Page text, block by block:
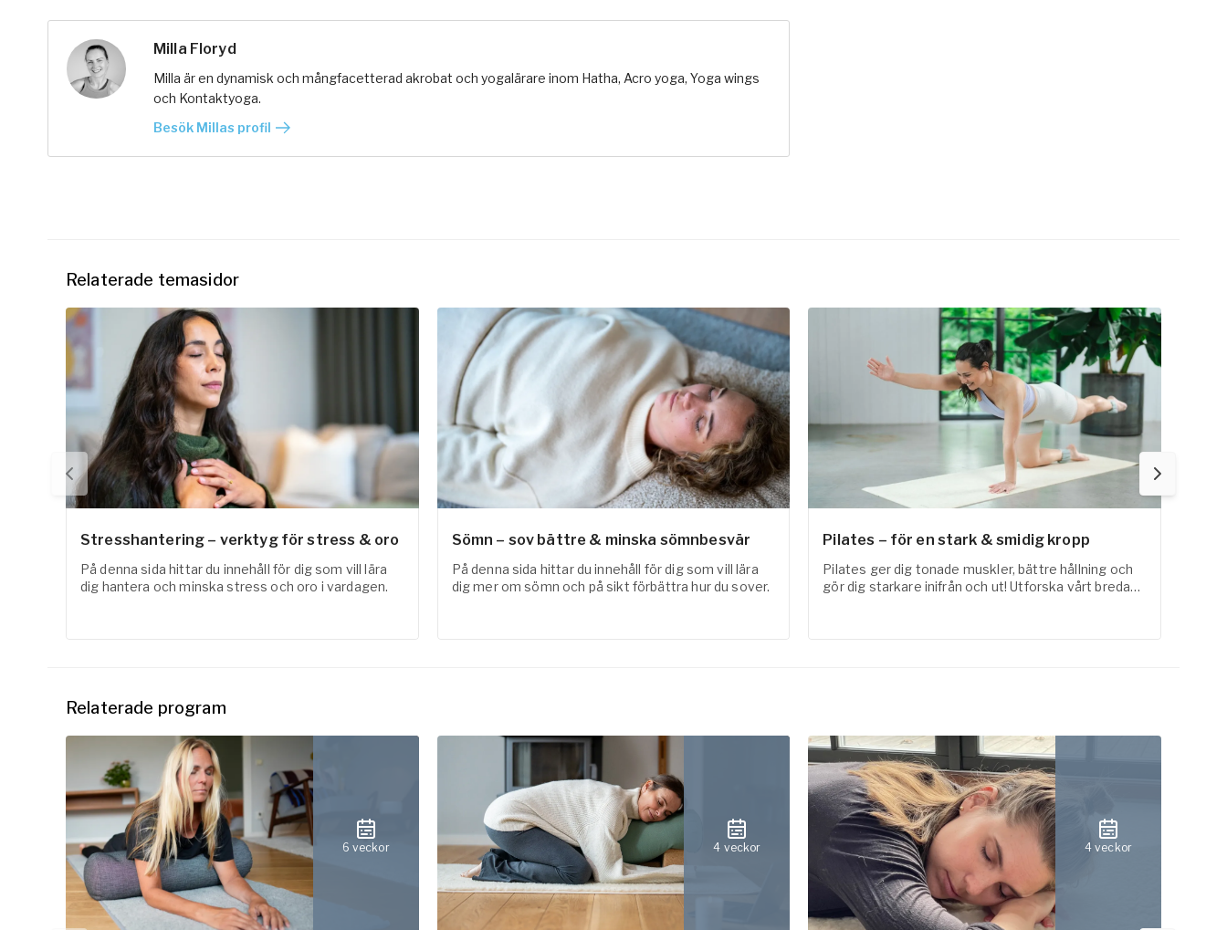
Milla Floryd
Milla är en dynamisk och mångfacetterad akrobat och yogalärare inom Hatha, Acro yoga, Yoga wings
och Kontaktyoga.
Besök Millas profil
Relaterade temasidor
Stresshantering – verktyg för stress & oro
På denna sida hittar du innehåll för dig som vill lära
dig hantera och minska stress och oro i vardagen.
Sömn – sov bättre & minska sömnbesvär
På denna sida hittar du innehåll för dig som vill lära
dig mer om sömn och på sikt förbättra hur du sover.
Pilates – för en stark & smidig kropp
Pilates ger dig tonade muskler, bättre hållning och
gör dig starkare inifrån och ut! Utforska vårt breda
Relaterade program
6 veckor 4 veckor 4 veckor